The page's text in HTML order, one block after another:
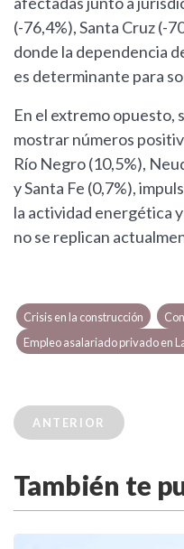
(-76,4%), Santa Cruz (-
donde la dependencia
es determinante para
En el extremo
mostrar números
Río Negro (10,5%),
y Santa Fe (0,7%),
la actividad energética
no se replican
Crisis en la construcción
Empleo asalariado privado en
ANTERIOR
También te